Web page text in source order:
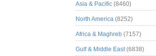
Asia & Pacific (8460)
North America (8252)
Africa & Maghreb (7157)
Gulf & Middle East(6838)